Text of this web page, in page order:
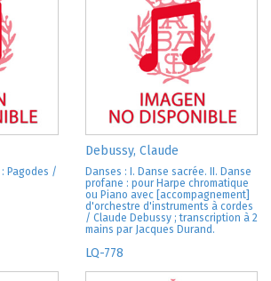
Pagodes /
Debussy, Claude
Danses : I. Danse sacrée. II. Danse
profane : pour Harpe chromatique
ou Piano avec [accompagnement]
d'orchestre d'instruments à cordes
/ Claude Debussy ; transcription à 2
mains par Jacques Durand.
LQ-778